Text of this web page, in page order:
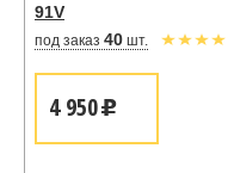
91V
под заказ 40 шт.
4 950u